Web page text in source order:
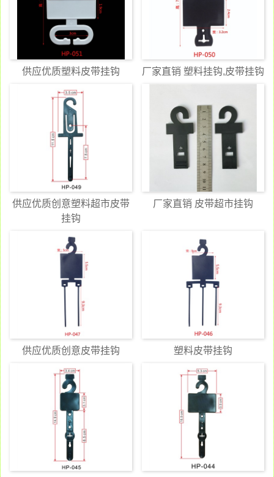
供应优质塑料皮带挂钩 厂家直销 塑料挂钩,皮带挂钩
供应优质创意塑料超市皮带
挂钩
厂家直销 皮带超市挂钩
供应优质创意皮带挂钩 塑料皮带挂钩